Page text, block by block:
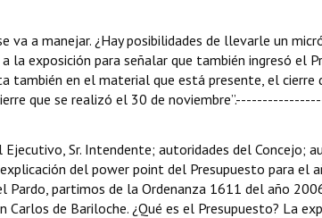
va a manejar. ¿Hay posibilidades de llevarle un
la exposición para señalar que también ingresó el
también en el material que está presente, el cierre
que se realizó el 30 de
Ejecutivo, Sr. Intendente; autoridades del Concejo;
del power point del Presupuesto para el
partimos de la Ordenanza 1611 del año
de Bariloche. ¿Qué es el Presupuesto? La